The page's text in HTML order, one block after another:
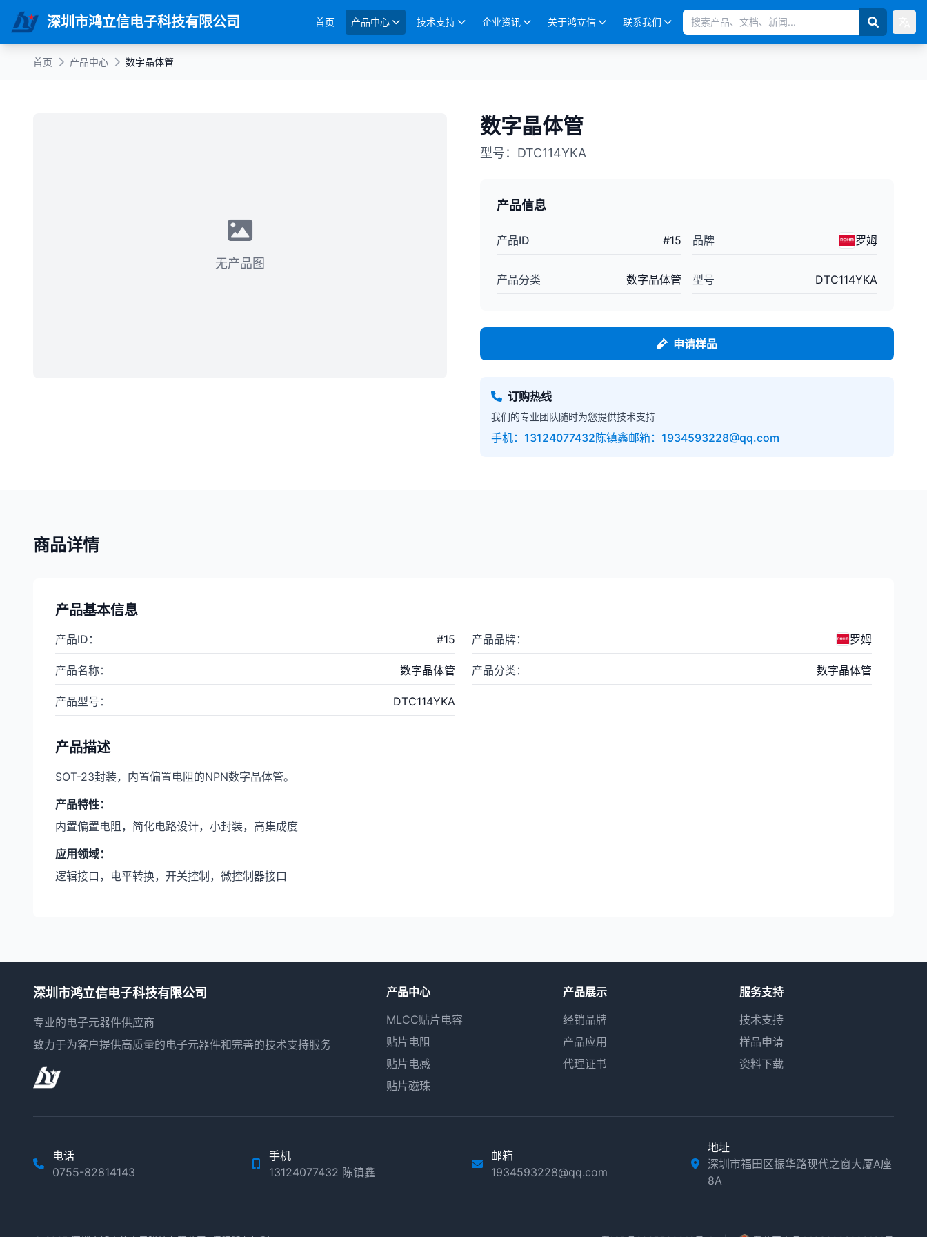
深圳市鸿立信电子科技有限公司 首页 产品中心 技术支持 企业资讯 关于鸿立信 联系我们
首页 产品中心 数字晶体管
无产品图
数字晶体管
型号： DTC114YKA
产品信息
产品ID #15 品牌 罗姆
产品分类 数字晶体管 型号 DTC114YKA
申请样品
订购热线
我们的专业团队随时为您提供技术支持
手机：13124077432陈镇鑫邮箱：1934593228@qq.com
商品详情
产品基本信息
产品ID ： #15
产品名称： 数字晶体管
产品型号 ： DTC114YKA
产品品牌： 罗姆
产品分类 ： 数字晶体管
产品描述
SOT-23封装，内置偏置电阻的NPN数字晶体管。
产品特性：
内置偏置电阻，简化电路设计，小封装，高集成度
应用领域：
逻辑接口，电平转换，开关控制，微控制器接口
深圳市鸿立信电子科技有限公司
专业的电子元器件供应商
致力于为客户提供高质量的电子元器件和完善的技术支持服务
产品中心
MLCC贴片电容
贴片电阻
贴片电感
贴片磁珠
产品展示
经销品牌
产品应用
代理证书
服务支持
技术支持
样品申请
资料下载
电话
0755-82814143
手机
13124077432 陈镇鑫
邮箱
1934593228@qq.com
地址
深圳市福田区振华路现代之窗大厦A座
8A